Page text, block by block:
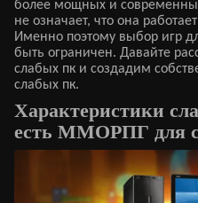
более мощных и
не означает, что она
Именно поэтому выбор игр
быть ограничен. Давайте
слабых пк и создадим
слабых пк.
Характеристики
есть ММОРПГ для